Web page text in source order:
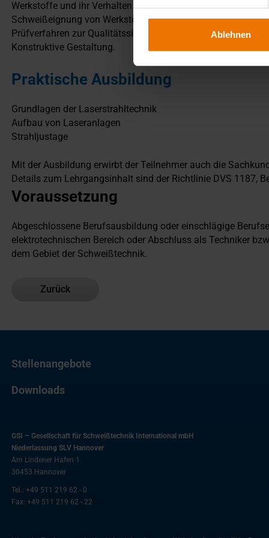
Ablehnen
Werkstoffe und ihr Verhalten
Schweißeignung von Werkstoffen
Prüfverfahren zur Qualitätssicherung
Konstruktive Gestaltung.
Praktische Ausbildung
Grundlagen der Laserstrahltechnik
Aufbau von Laseranlagen
Strahljustage
Mit der Ausbildung erwirbt der Teilnehmer auch die
Details zum Lehrgangsinhalt sind der Richtlinie DVS 1187,
Voraussetzung
Abgeschlossene Berufsausbildung oder einschlägige
elektrotechnischen Bereich oder Abschluss als Techniker
dem Gebiet der Schweißtechnik.
Zurück
Stellenangebote
Downloads
GSI – Gesellschaft für Schweißtechnik International mbH
Niederlassung SLV Hannover
Am Lindener Hafen 1
30453 Hannover
Tel.: +49 511 219 62 - 0
Fax: +49 511 219 62 - 22